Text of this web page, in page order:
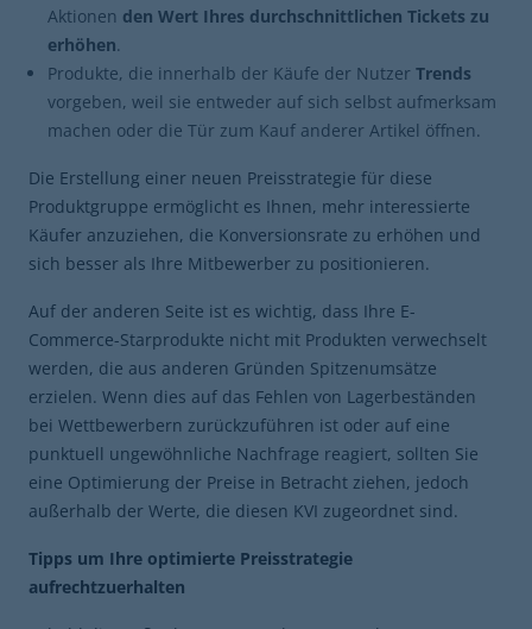
Aktionen den Wert Ihres durchschnittlichen Tickets zu
erhöhen.
Produkte, die innerhalb der Käufe der Nutzer Trends
vorgeben, weil sie entweder auf sich selbst aufmerksam
machen oder die Tür zum Kauf anderer Artikel öffnen.
Die Erstellung einer neuen Preisstrategie für diese
Produktgruppe ermöglicht es Ihnen, mehr interessierte
Käufer anzuziehen, die Konversionsrate zu erhöhen und
sich besser als Ihre Mitbewerber zu positionieren.
Auf der anderen Seite ist es wichtig, dass Ihre E-
Commerce-Starprodukte nicht mit Produkten verwechselt
werden, die aus anderen Gründen Spitzenumsätze
erzielen. Wenn dies auf das Fehlen von Lagerbeständen
bei Wettbewerbern zurückzuführen ist oder auf eine
punktuell ungewöhnliche Nachfrage reagiert, sollten Sie
eine Optimierung der Preise in Betracht ziehen, jedoch
außerhalb der Werte, die diesen KVI zugeordnet sind.
Tipps um Ihre optimierte Preisstrategie
aufrechtzuerhalten